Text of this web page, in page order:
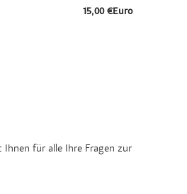
15,00 €Euro
Ihnen für alle Ihre Fragen zur